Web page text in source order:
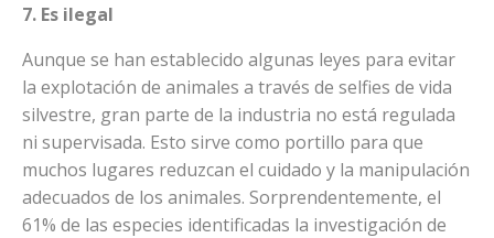
7. Es ilegal
Aunque se han establecido algunas leyes para evitar
la explotación de animales a través de selfies de vida
silvestre, gran parte de la industria no está regulada
ni supervisada. Esto sirve como portillo para que
muchos lugares reduzcan el cuidado y la manipulación
adecuados de los animales. Sorprendentemente, el
61% de las especies identificadas la investigación de